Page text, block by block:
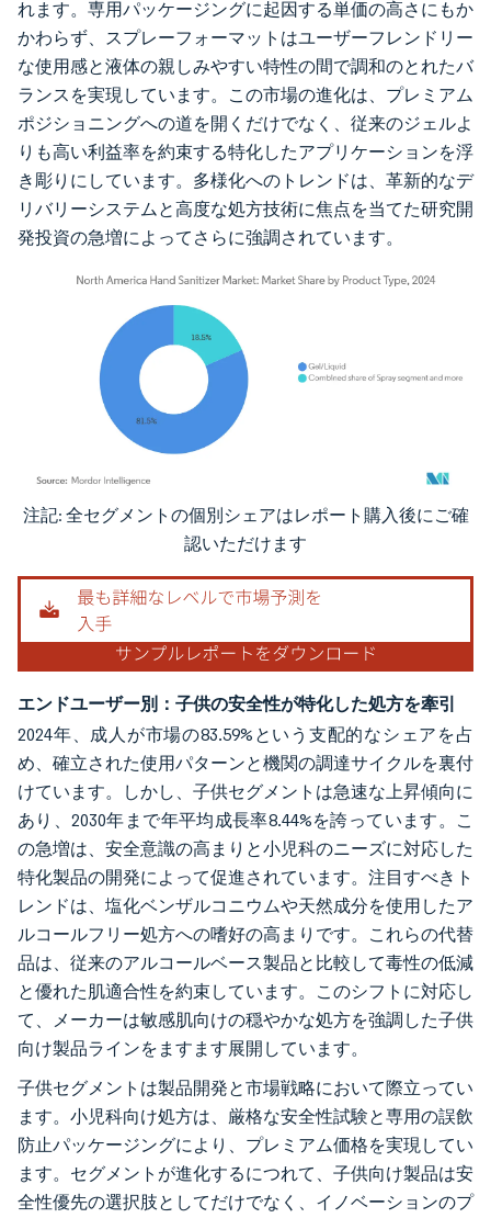
れます。専用パッケージングに起因する単価の高さにもか
かわらず、スプレーフォーマットはユーザーフレンドリー
な使用感と液体の親しみやすい特性の間で調和のとれたバ
ランスを実現しています。この市場の進化は、プレミアム
ポジショニングへの道を開くだけでなく、従来のジェルよ
りも高い利益率を約束する特化したアプリケーションを浮
き彫りにしています。多様化へのトレンドは、革新的なデ
リバリーシステムと高度な処方技術に焦点を当てた研究開
発投資の急増によってさらに強調されています。
画像 © Mordor Intelligence。再利用にはCC BY 4.0の表示が必要です。
注記: 全セグメントの個別シェアはレポート購入後にご確
認いただけます
エンドユーザー別：子供の安全性が特化した処方を牽引
2024年、成人が市場の83.59%という支配的なシェアを占
め、確立された使用パターンと機関の調達サイクルを裏付
けています。しかし、子供セグメントは急速な上昇傾向に
あり、2030年まで年平均成長率8.44%を誇っています。こ
の急増は、安全意識の高まりと小児科のニーズに対応した
特化製品の開発によって促進されています。注目すべきト
レンドは、塩化ベンザルコニウムや天然成分を使用したア
ルコールフリー処方への嗜好の高まりです。これらの代替
品は、従来のアルコールベース製品と比較して毒性の低減
と優れた肌適合性を約束しています。このシフトに対応し
て、メーカーは敏感肌向けの穏やかな処方を強調した子供
向け製品ラインをますます展開しています。
子供セグメントは製品開発と市場戦略において際立ってい
ます。小児科向け処方は、厳格な安全性試験と専用の誤飲
防止パッケージングにより、プレミアム価格を実現してい
ます。セグメントが進化するにつれて、子供向け製品は安
全性優先の選択肢としてだけでなく、イノベーションのプ